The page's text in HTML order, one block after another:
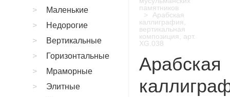
памятников
Арабская
каллиграфия,
вертикальная
композиция, арт.
XG.038
Арабская
Маленькие
Недорогие
Вертикальные
Горизонтальные
Мраморные
Элитные